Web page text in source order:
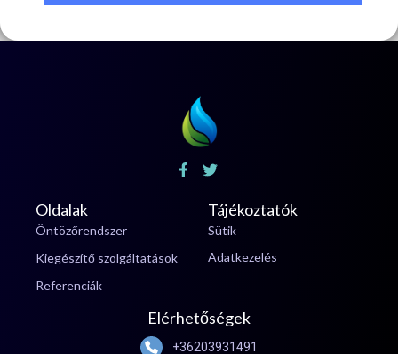
Oldalak
Öntözőrendszer
Kiegészítő szolgáltatások
Referenciák
Tájékoztatók
Sütik
Adatkezelés
Elérhetőségek
+36203931491